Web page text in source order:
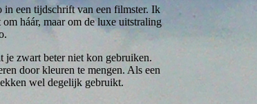
een tijdschrift van een filmster. Ik
háár, maar om de luxe uitstraling
je zwart beter niet kon gebruiken.
door kleuren te mengen. Als een
wel degelijk gebruikt.